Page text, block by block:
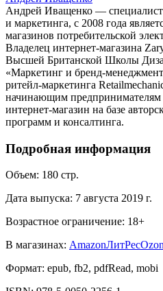
Андрей Иващенко — специалист
и маркетинга, с 2008 года
магазинов потребительской
Владелец интернет-магазина
Высшей Британской Школы
«Маркетинг и бренд-
ритейл-маркетинга
начинающим предпринимателям
интернет-магазин на базе
программ и консалтинга.
Подробная информация
Объем: 180 стр.
Дата выпуска: 7 августа 2019 г.
Возрастное ограничение: 18+
В магазинах: AmazonЛитРес
Формат: epub, fb2, pdfRead, mobi